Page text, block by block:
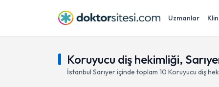
Uzmanlar
Koruyucu diş hekimliği,
İstanbul Sarıyeriçinde toplam 10 Koruyucu diş